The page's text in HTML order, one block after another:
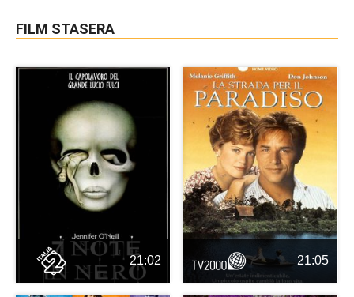
FILM STASERA
21:02 21:05